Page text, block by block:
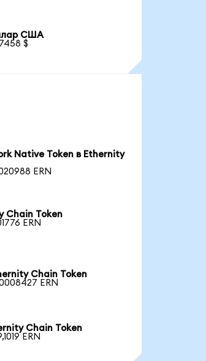
США
$
Native Token в Ethernity
ERN
Chain Token
ERN
Chain Token
ERN
Chain Token
ERN